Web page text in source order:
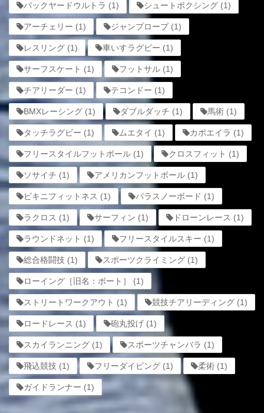
バックヤードウルトラ (1) シュートボクシング (1)
アーチェリー (1) ジャンプロープ(1)
レスリング (1) 車いすラグビー (1)
サーフスケート (1) フットサル (1)
チアリーダー (1) テコンドー (1)
BMXレーシング (1) ダブルダッチ (1) 馬術 (1)
タッチラグビー (1) ムエタイ (1) カポエイラ (1)
フリースタイルフットボール (1) クロスフィット (1)
ソサイチ (1) アメリカンフットボール (1)
ビキニフィットネス (1) パラスノーボード (1)
ラクロス (1) サーフィン (1) ドローンレース (1)
ラウンドネット (1) フリースタイルスキー (1)
総合格闘技 (1) スポーツクライミング (1)
ローイング［旧名：ボート］ (1)
ストリートワークアウト (1) 競技チアリーディング (1)
ロードレース (1) 砲丸投げ (1)
スカイランニング (1) スポーツチャンバラ (1)
飛込競技 (1) フリーダイビング (1) 柔術 (1)
ガイドランナー (1)